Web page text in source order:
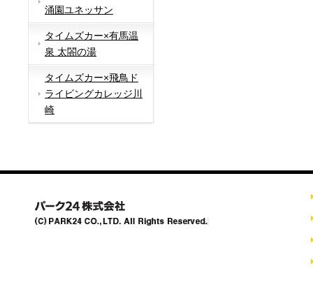
涌園ユネッサン
タイムズカー×有馬温
泉 太閤の湯
タイムズカー×飛鳥ド
ライビングカレッジ川
崎